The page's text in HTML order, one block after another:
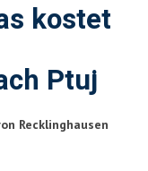
kostet
Ptuj
Recklinghausen